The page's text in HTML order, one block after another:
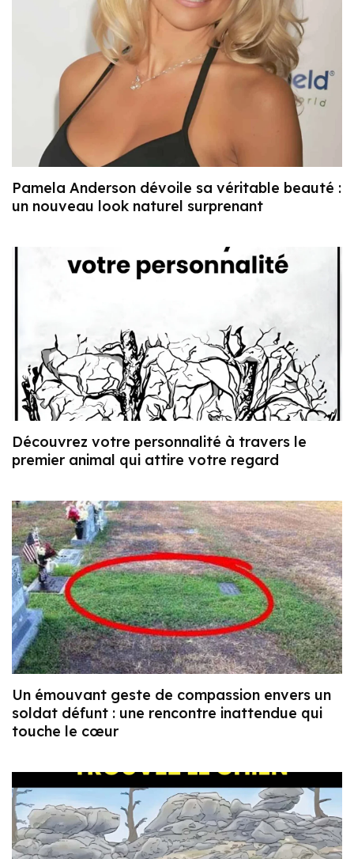
Pamela Anderson dévoile sa véritable beauté :
un nouveau look naturel surprenant
Découvrez votre personnalité à travers le
premier animal qui attire votre regard
Un émouvant geste de compassion envers un
soldat défunt : une rencontre inattendue qui
touche le cœur